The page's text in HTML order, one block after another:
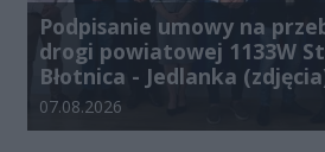
Podpisanie umowy na
drogi powiatowej 1133W
Błotnica - Jedlanka
Data dodania galerii:
07.08.2026